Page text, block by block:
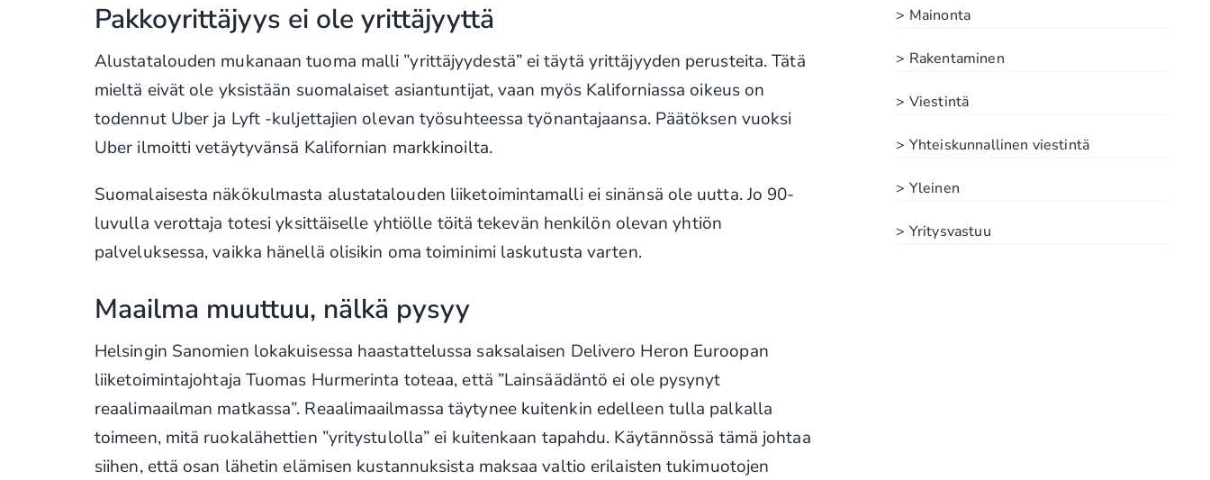
Pakkoyrittäjyys ei ole yrittäjyyttä
Alustatalouden mukanaan tuoma malli ”yrittäjyydestä” ei täytä yrittäjyyden perusteita. Tätä
mieltä eivät ole yksistään suomalaiset asiantuntijat, vaan myös Kaliforniassa oikeus on
todennut Uber ja Lyft -kuljettajien olevan työsuhteessa työnantajaansa. Päätöksen vuoksi
Uber ilmoitti vetäytyvänsä Kalifornian markkinoilta.
Suomalaisesta näkökulmasta alustatalouden liiketoimintamalli ei sinänsä ole uutta. Jo 90-
luvulla verottaja totesi yksittäiselle yhtiölle töitä tekevän henkilön olevan yhtiön
palveluksessa, vaikka hänellä olisikin oma toiminimi laskutusta varten.
Maailma muuttuu, nälkä pysyy
Helsingin Sanomien lokakuisessa haastattelussa saksalaisen Delivero Heron Euroopan
liiketoimintajohtaja Tuomas Hurmerinta toteaa, että ”Lainsäädäntö ei ole pysynyt
reaalimaailman matkassa”. Reaalimaailmassa täytynee kuitenkin edelleen tulla palkalla
toimeen, mitä ruokalähettien ”yritystulolla” ei kuitenkaan tapahdu. Käytännössä tämä johtaa
siihen, että osan lähetin elämisen kustannuksista maksaa valtio erilaisten tukimuotojen
> Mainonta
> Rakentaminen
> Viestintä
> Yhteiskunnallinen viestintä
> Yleinen
> Yritysvastuu